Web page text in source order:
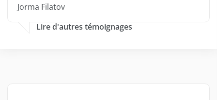
Jorma Filatov
Lire d'autres témoignages